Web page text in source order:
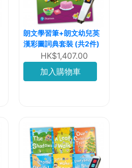
朗文學習筆+朗文幼兒英
漢彩圖詞典套裝 (共2件)
HK$1,407.00
加入購物車